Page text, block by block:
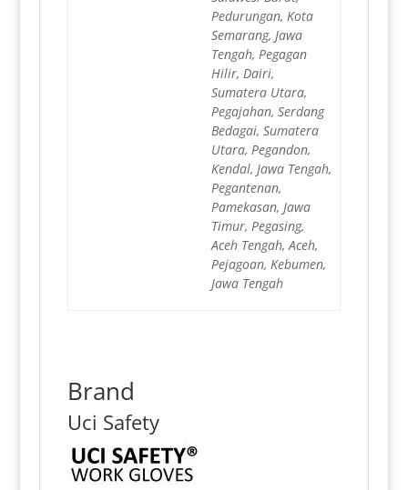
Pedurungan, Kota
Semarang, Jawa
Tengah, Pegagan
Hilir, Dairi,
Sumatera Utara,
Pegajahan, Serdang
Bedagai, Sumatera
Utara, Pegandon,
Kendal, Jawa Tengah,
Pegantenan,
Pamekasan, Jawa
Timur, Pegasing,
Aceh Tengah, Aceh,
Pejagoan, Kebumen,
Jawa Tengah
Brand
Uci Safety